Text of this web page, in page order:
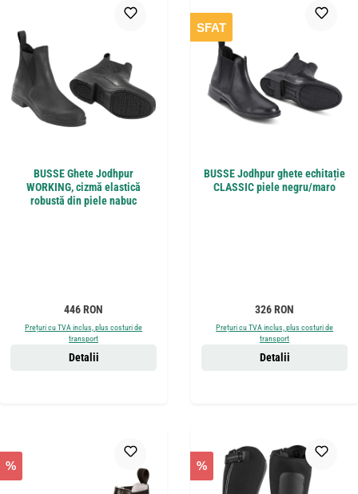
BUSSE Ghete Jodhpur
WORKING, cizmă elastică
robustă din piele nabuc
Preț obișnuit:
446 RON
Prețuri cu TVA inclus, plus costuri de
transport
Detalii
SFAT
BUSSE Jodhpur ghete echitație
CLASSIC piele negru/maro
Preț obișnuit:
326 RON
Prețuri cu TVA inclus, plus costuri de
transport
Detalii
% %